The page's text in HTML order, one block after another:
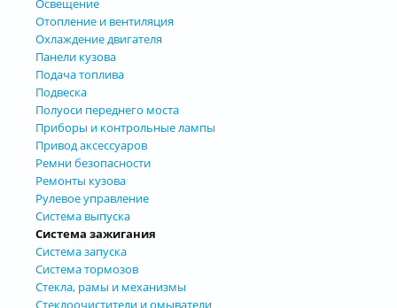
Освещение
Отопление и вентиляция
Охлаждение двигателя
Панели кузова
Подача топлива
Подвеска
Полуоси переднего моста
Приборы и контрольные лампы
Привод аксессуаров
Ремни безопасности
Ремонты кузова
Рулевое управление
Система выпуска
Система зажигания
Система запуска
Система тормозов
Стекла, рамы и механизмы
Стеклоочистители и омыватели